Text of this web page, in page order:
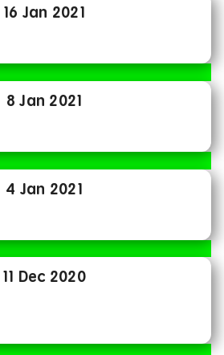
16 Jan 2021
8 Jan 2021
4 Jan 2021
11 Dec 2020